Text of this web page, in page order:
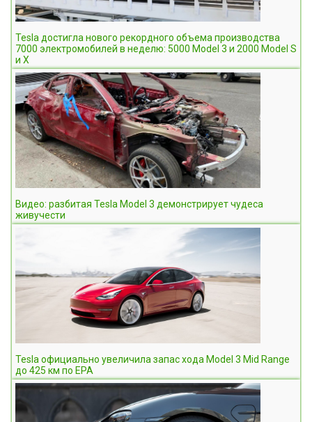
Tesla достигла нового рекордного объема производства
7000 электромобилей в неделю: 5000 Model 3 и 2000 Model S
и X
Видео: разбитая Tesla Model 3 демонстрирует чудеса
живучести
Tesla официально увеличила запас хода Model 3 Mid Range
до 425 км по EPA